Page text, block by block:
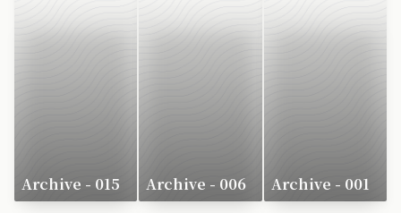
Archive - 015 Archive - 006 Archive - 001